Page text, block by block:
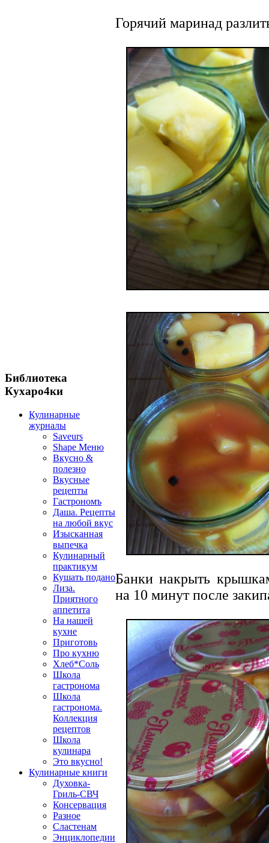
Библиотека
Кухаро4ки
Кулинарные
журналы
Saveurs
Shape Меню
Вкусно &
полезно
Вкусные
рецепты
Гастрономъ
Даша. Рецепты
на любой вкус
Изысканная
выпечка
Кулинарный
практикум
Кушать подано
Лиза.
Приятного
аппетита
На нашей
кухне
Приготовь
Про кухню
Хлеб*Соль
Школа
гастронома
Школа
гастронома.
Коллекция
рецептов
Школа
кулинара
Это вкусно!
Кулинарные книги
Духовка-
Гриль-СВЧ
Консервация
Разное
Сластенам
Энциклопедии
Горячий маринад
Банки накрыть
на 10 минут после